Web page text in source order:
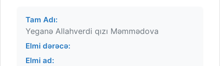
Tam Adı:
Yeganə Allahverdi qızı Məmmədova
Elmi dərəcə:
Elmi ad: